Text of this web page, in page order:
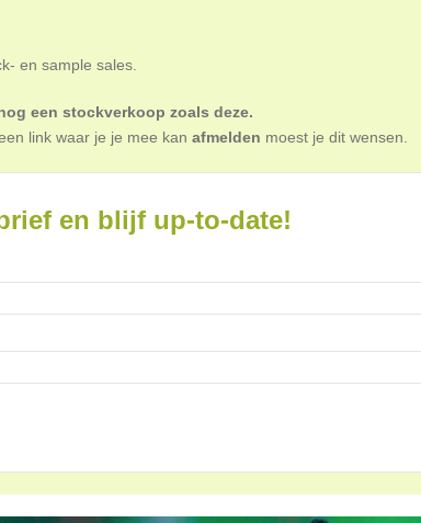
en sample sales.
een stockverkoop zoals deze.
link waar je je mee kan afmelden moest je dit wensen.
en blijf up-to-date!